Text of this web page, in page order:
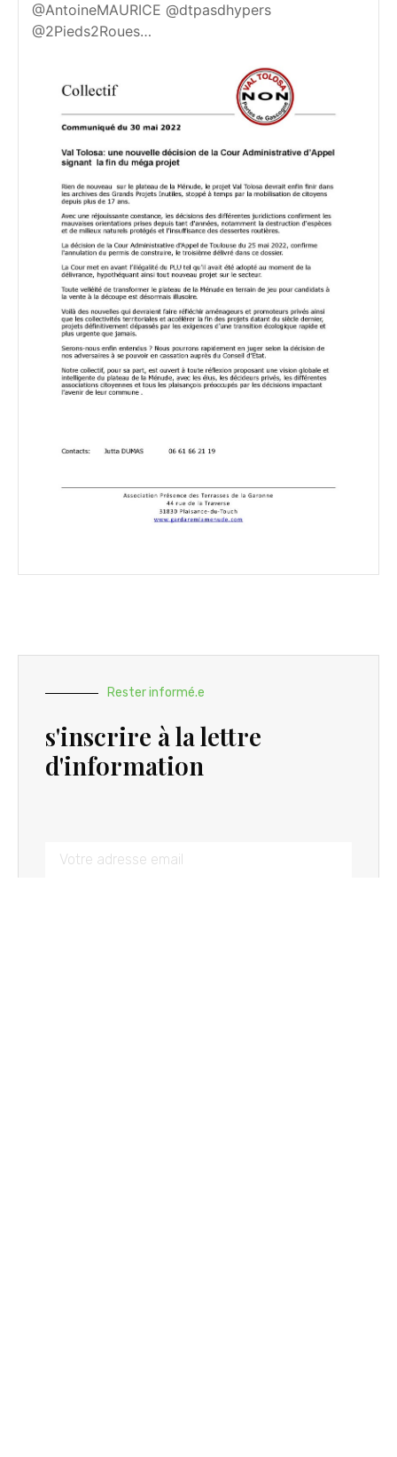
@AntoineMAURICE @dtpasdhypers
@2Pieds2Roues…
Rester informé.e
s'inscrire à la lettre
d'information